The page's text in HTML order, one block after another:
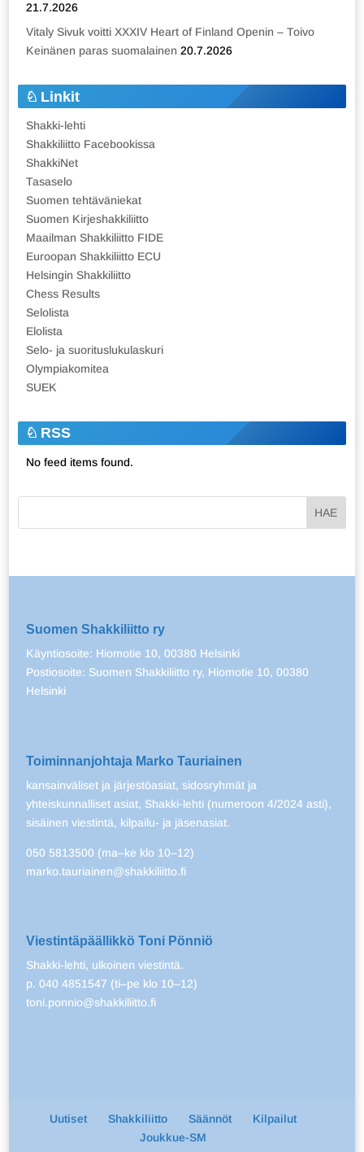
21.7.2026
Vitaly Sivuk voitti XXXIV Heart of Finland Openin – Toivo
Keinänen paras suomalainen 20.7.2026
Linkit
Shakki-lehti
Shakkiliitto Facebookissa
ShakkiNet
Tasaselo
Suomen tehtäväniekat
Suomen Kirjeshakkiliitto
Maailman Shakkiliitto FIDE
Euroopan Shakkiliitto ECU
Helsingin Shakkiliitto
Chess Results
Selolista
Elolista
Selo- ja suorituslukulaskuri
Olympiakomitea
SUEK
RSS
No feed items found.
Suomen Shakkiliitto ry
Käyntiosoite: Hiomotie 10, 00380 Helsinki
Postiosoite: Suomen Shakkiliitto ry, Hiomotie 10, 00380
Helsinki
Toiminnanjohtaja Marko Tauriainen
kansainväliset ja järjestöasiat, sidosryhmät ja
yhteiskunnalliset asiat, Shakki-lehti (numeroon 4/2024 asti),
sisäinen viestintä, kilpailu- ja jäsenasiat.
050 5813500 (ma–ke klo 10–12)
marko.tauriainen@shakkiliitto.fi
Viestintäpäällikkö Toni Pönniö
Shakki-lehti, ulkoinen viestintä.
p. 040 4851547 (ti–pe klo 10–12)
toni.ponnio@shakkiliitto.fi
Uutiset Shakkiliitto Säännöt
Kilpailut
Joukkue-SM